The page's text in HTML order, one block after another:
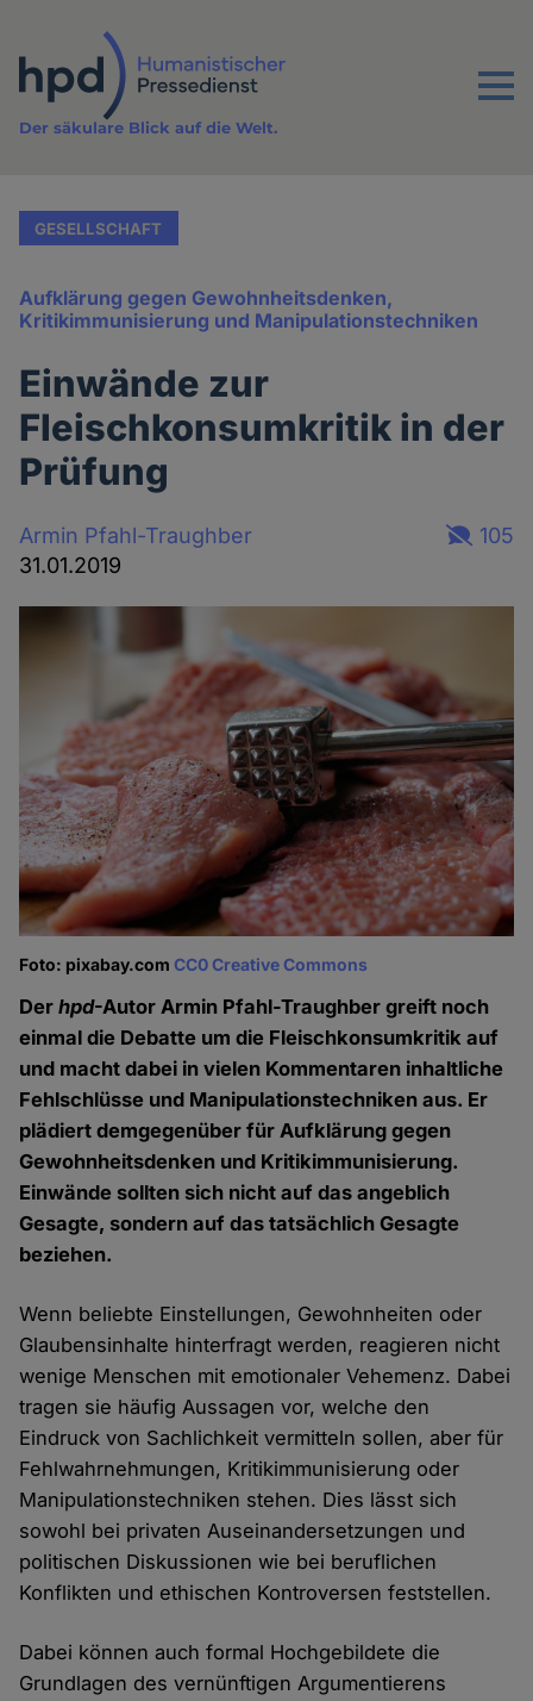
Inhalt
Menu
Der säkulare Blick auf die Welt.
GESELLSCHAFT
Aufklärung gegen Gewohnheitsdenken,
Kritikimmunisierung und Manipulationstechniken
Einwände zur
Fleischkonsumkritik in der
Prüfung
Armin Pfahl-Traughber
31.01.2019
105
Foto: pixabay.comCC0 Creative Commons
Derhpd-Autor Armin Pfahl-Traughber greift noch
einmal die Debatte um die Fleischkonsumkritik auf
und macht dabei in vielen Kommentaren inhaltliche
Fehlschlüsse und Manipulationstechniken aus. Er
plädiert demgegenüber für Aufklärung gegen
Gewohnheitsdenken und Kritikimmunisierung.
Einwände sollten sich nicht auf das angeblich
Gesagte, sondern auf das tatsächlich Gesagte
beziehen.
Wenn beliebte Einstellungen, Gewohnheiten oder
Glaubensinhalte hinterfragt werden, reagieren nicht
wenige Menschen mit emotionaler Vehemenz. Dabei
tragen sie häufig Aussagen vor, welche den
Eindruck von Sachlichkeit vermitteln sollen, aber für
Fehlwahrnehmungen, Kritikimmunisierung oder
Manipulationstechniken stehen. Dies lässt sich
sowohl bei privaten Auseinandersetzungen und
politischen Diskussionen wie bei beruflichen
Konflikten und ethischen Kontroversen feststellen.
Dabei können auch formal Hochgebildete die
Grundlagen des vernünftigen Argumentierens